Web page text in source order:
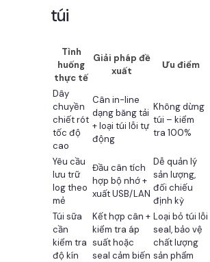
túi
Tình
huống
thực tế
Giải pháp đề
xuất
Ưu điểm
Dây
chuyền
chiết rót
tốc độ
cao
Cân in-line
dạng băng tải
+ loại túi lỗi tự
động
Không dừng
túi – kiểm
tra 100%
Yêu cầu
lưu trữ
log theo
mẻ
Đầu cân tích
hợp bộ nhớ +
xuất USB/LAN
Dễ quản lý
sản lượng,
đối chiếu
định kỳ
Túi sữa
cần
kiểm tra
độ kín
Kết hợp cân +
kiểm tra áp
suất hoặc
seal cảm biến
Loại bỏ túi lỗi
seal, bảo vệ
chất lượng
sản phẩm